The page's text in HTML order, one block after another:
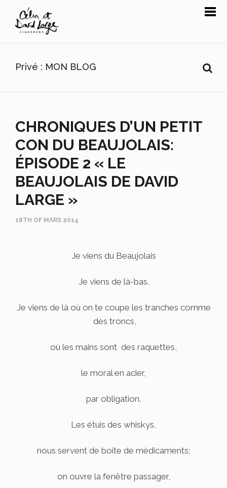
Privé : MON BLOG
CHRONIQUES D’UN PETIT
CON DU BEAUJOLAIS:
ÉPISODE 2 « LE
BEAUJOLAIS DE DAVID
LARGE »
18TH OF MARS 2014
Je viens du Beaujolais
Je viens de là-bas.
Je viens de là où on te coupe les tranches comme
des troncs,
où les mains sont des raquettes,
le moral en acier,
par obligation.
Les étuis des whiskys,
nous servent de boite de médicaments;
on ouvre la fenêtre passager,